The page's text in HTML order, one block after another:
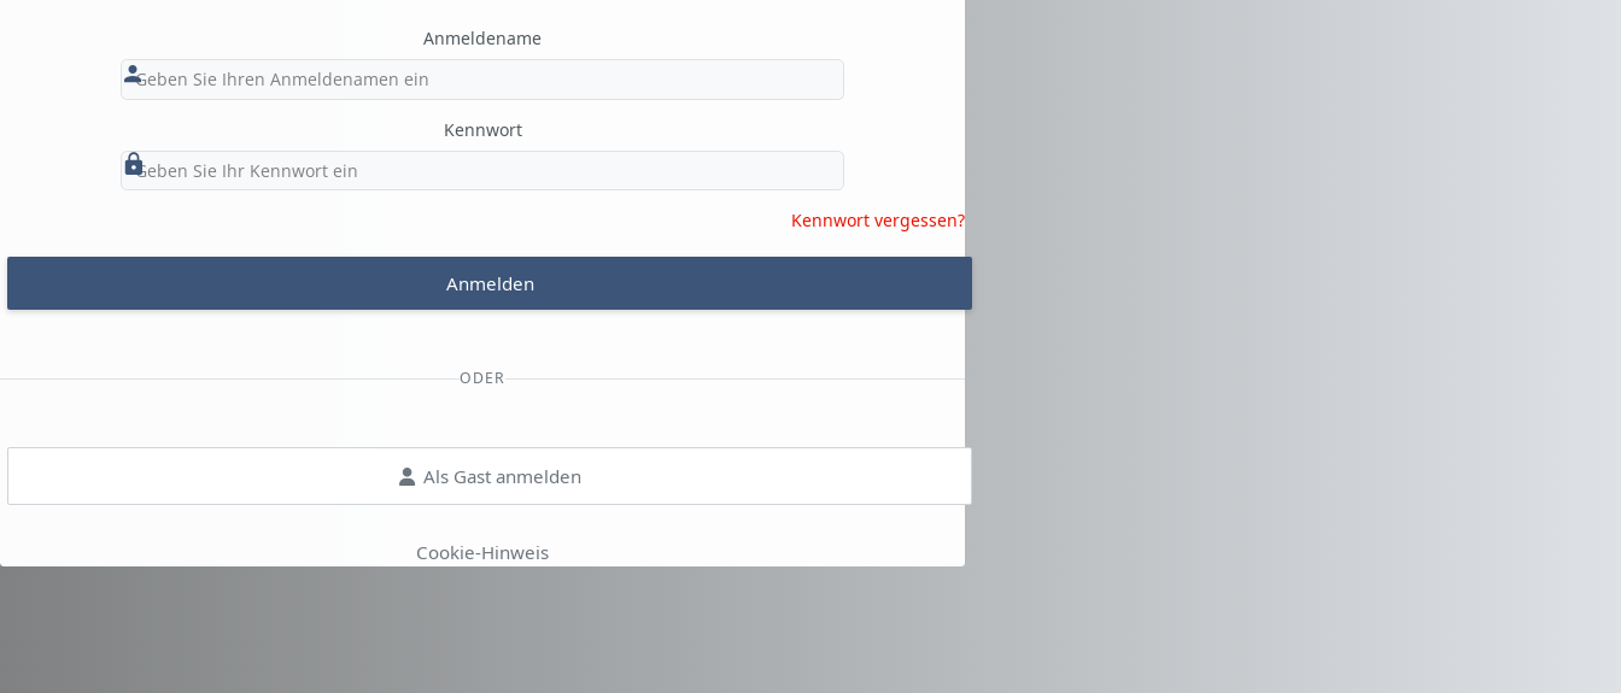
Anmeldename
Kennwort
Kennwort vergessen?
Anmelden
ODER
Als Gast anmelden
Cookie-Hinweis